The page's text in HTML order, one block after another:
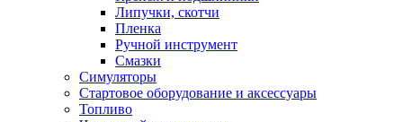
Липучки, скотчи
Пленка
Ручной инструмент
Смазки
Симуляторы
Стартовое оборудование и аксессуары
Топливо